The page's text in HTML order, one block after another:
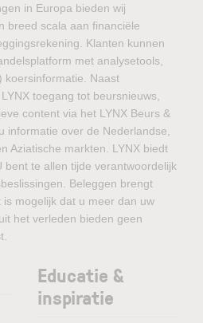
in Europa bieden wij
breed scala aan financiële
Klanten kunnen
met analysetools,
koersinformatie. Naast
toegang tot beursnieuws,
content via het LYNX Beurs &
informatie over de Nederlandse,
Aziatische markten. LYNX biedt
bent te allen tijde verantwoordelijk
Beleggen brengt
is mogelijk dat u meer dan uw
het verleden bieden geen
Educatie &
inspiratie